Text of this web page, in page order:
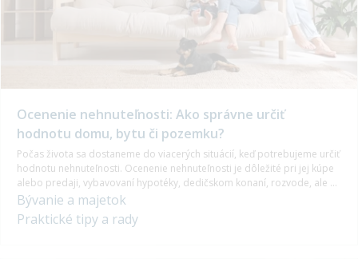
Ocenenie nehnuteľnosti: Ako správne určiť
hodnotu domu, bytu či pozemku?
Počas života sa dostaneme do viacerých situácií, keď potrebujeme určiť
hodnotu nehnuteľnosti. Ocenenie nehnuteľnosti je dôležité pri jej kúpe
alebo predaji, vybavovaní hypotéky, dedičskom konaní, rozvode, ale aj
pri uzatváraní poistenia.
Bývanie a majetok
Praktické tipy a rady